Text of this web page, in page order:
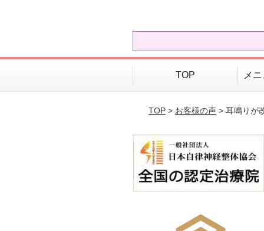
TOP メ
TOP> お客様の声> 耳鳴りが